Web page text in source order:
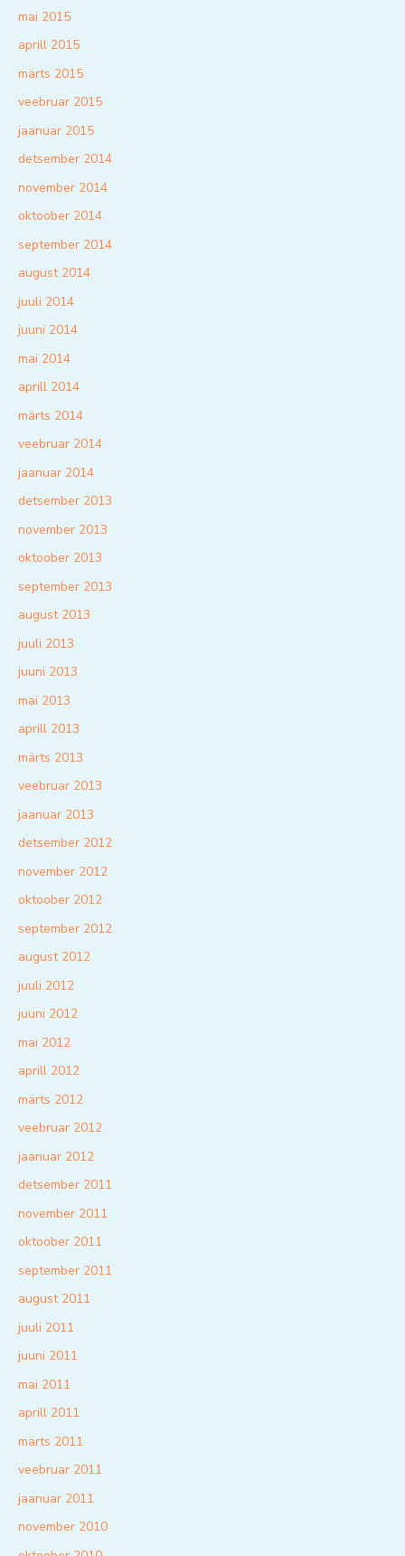
mai 2015
aprill 2015
märts 2015
veebruar 2015
jaanuar 2015
detsember 2014
november 2014
oktoober 2014
september 2014
august 2014
juuli 2014
juuni 2014
mai 2014
aprill 2014
märts 2014
veebruar 2014
jaanuar 2014
detsember 2013
november 2013
oktoober 2013
september 2013
august 2013
juuli 2013
juuni 2013
mai 2013
aprill 2013
märts 2013
veebruar 2013
jaanuar 2013
detsember 2012
november 2012
oktoober 2012
september 2012
august 2012
juuli 2012
juuni 2012
mai 2012
aprill 2012
märts 2012
veebruar 2012
jaanuar 2012
detsember 2011
november 2011
oktoober 2011
september 2011
august 2011
juuli 2011
juuni 2011
mai 2011
aprill 2011
märts 2011
veebruar 2011
jaanuar 2011
november 2010